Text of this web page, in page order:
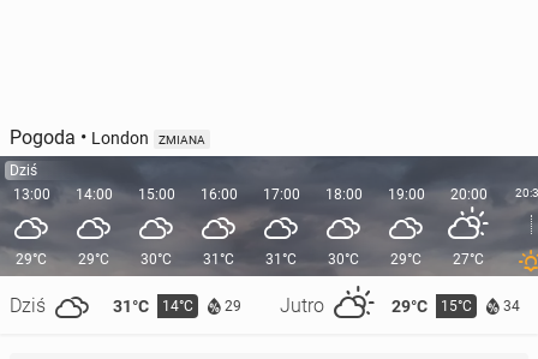
Pogoda • London ZMIANA
Dziś
13:00
29°C
Dziś 31°C 14°C 29 Jutro 29°C 15°C 34
14:00
29°C
15:00
30°C
16:00
31°C
17:00
31°C
18:00
30°C
19:00
29°C
20:00
27°C